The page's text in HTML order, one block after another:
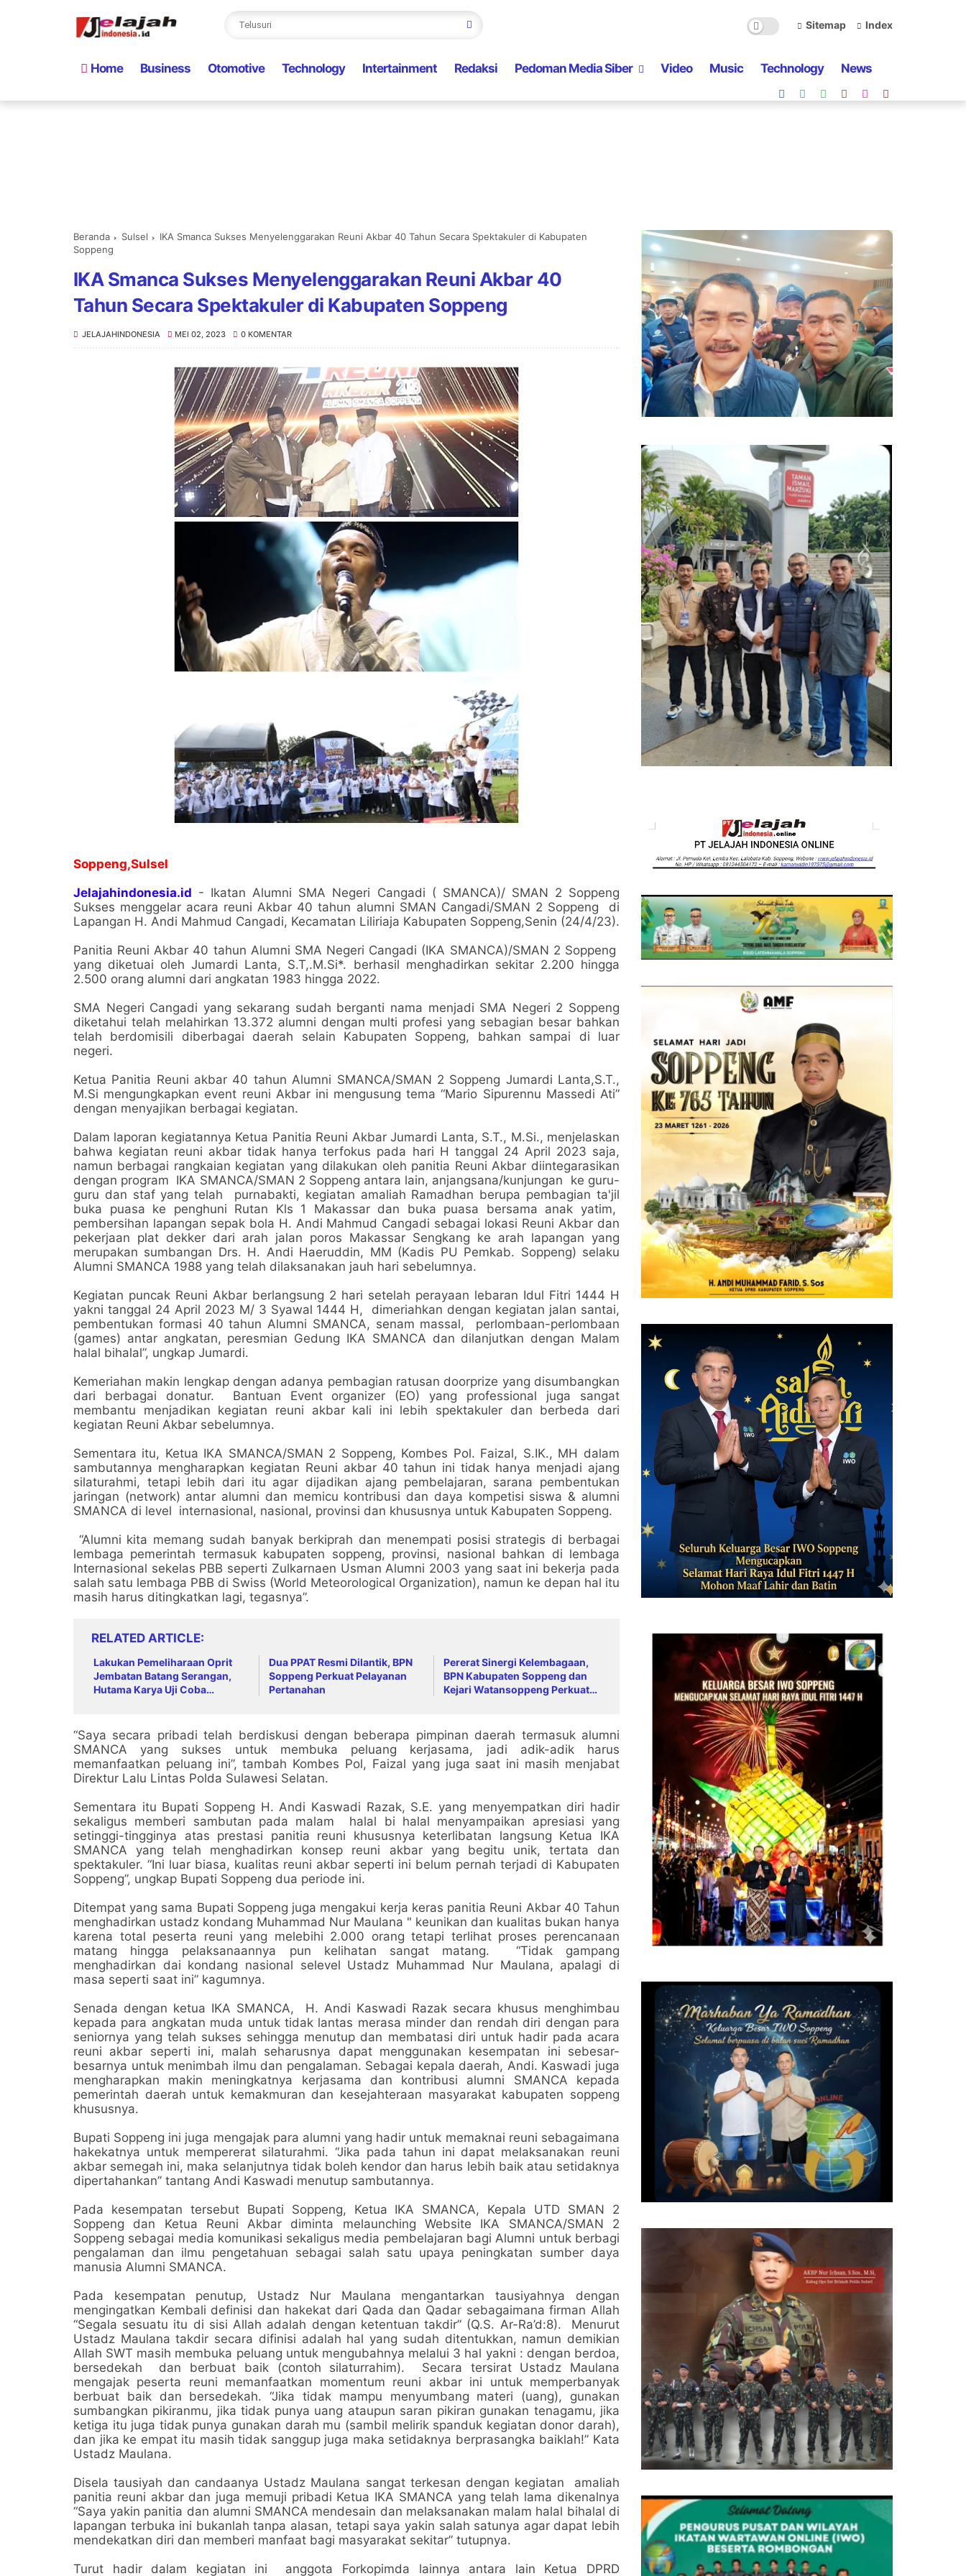
Sitemap Index
Home Business Otomotive Technology Intertainment Redaksi Pedoman Media Siber Video Music Technology News
Beranda Sulsel
IKA Smanca Sukses Menyelenggarakan Reuni Akbar 40 Tahun Secara Spektakuler di Kabupaten
Soppeng
IKA Smanca Sukses Menyelenggarakan Reuni Akbar 40
Tahun Secara Spektakuler di Kabupaten Soppeng
JELAJAHINDONESIA MEI 02, 2023 0 KOMENTAR
Soppeng,Sulsel
Jelajahindonesia.id - Ikatan Alumni SMA Negeri Cangadi ( SMANCA)/ SMAN 2 Soppeng
Sukses menggelar acara reuni Akbar 40 tahun alumni SMAN Cangadi/SMAN 2 Soppeng di
Lapangan H. Andi Mahmud Cangadi, Kecamatan Liliriaja Kabupaten Soppeng,Senin (24/4/23).
Panitia Reuni Akbar 40 tahun Alumni SMA Negeri Cangadi (IKA SMANCA)/SMAN 2 Soppeng
yang diketuai oleh Jumardi Lanta, S.T,.M.Si*. berhasil menghadirkan sekitar 2.200 hingga
2.500 orang alumni dari angkatan 1983 hingga 2022.
SMA Negeri Cangadi yang sekarang sudah berganti nama menjadi SMA Negeri 2 Soppeng
diketahui telah melahirkan 13.372 alumni dengan multi profesi yang sebagian besar bahkan
telah berdomisili diberbagai daerah selain Kabupaten Soppeng, bahkan sampai di luar
negeri.
Ketua Panitia Reuni akbar 40 tahun Alumni SMANCA/SMAN 2 Soppeng Jumardi Lanta,S.T.,
M.Si mengungkapkan event reuni Akbar ini mengusung tema “Mario Sipurennu Massedi Ati”
dengan menyajikan berbagai kegiatan.
Dalam laporan kegiatannya Ketua Panitia Reuni Akbar Jumardi Lanta, S.T., M.Si., menjelaskan
bahwa kegiatan reuni akbar tidak hanya terfokus pada hari H tanggal 24 April 2023 saja,
namun berbagai rangkaian kegiatan yang dilakukan oleh panitia Reuni Akbar diintegarasikan
dengan program IKA SMANCA/SMAN 2 Soppeng antara lain, anjangsana/kunjungan ke guru-
guru dan staf yang telah purnabakti, kegiatan amaliah Ramadhan berupa pembagian ta'jil
buka puasa ke penghuni Rutan Kls 1 Makassar dan buka puasa bersama anak yatim,
pembersihan lapangan sepak bola H. Andi Mahmud Cangadi sebagai lokasi Reuni Akbar dan
pekerjaan plat dekker dari arah jalan poros Makassar Sengkang ke arah lapangan yang
merupakan sumbangan Drs. H. Andi Haeruddin, MM (Kadis PU Pemkab. Soppeng) selaku
Alumni SMANCA 1988 yang telah dilaksanakan jauh hari sebelumnya.
Kegiatan puncak Reuni Akbar berlangsung 2 hari setelah perayaan lebaran Idul Fitri 1444 H
yakni tanggal 24 April 2023 M/ 3 Syawal 1444 H, dimeriahkan dengan kegiatan jalan santai,
pembentukan formasi 40 tahun Alumni SMANCA, senam massal, perlombaan-perlombaan
(games) antar angkatan, peresmian Gedung IKA SMANCA dan dilanjutkan dengan Malam
halal bihalal”, ungkap Jumardi.
Kemeriahan makin lengkap dengan adanya pembagian ratusan doorprize yang disumbangkan
dari berbagai donatur. Bantuan Event organizer (EO) yang professional juga sangat
membantu menjadikan kegiatan reuni akbar kali ini lebih spektakuler dan berbeda dari
kegiatan Reuni Akbar sebelumnya.
Sementara itu, Ketua IKA SMANCA/SMAN 2 Soppeng, Kombes Pol. Faizal, S.IK., MH dalam
sambutannya mengharapkan kegiatan Reuni akbar 40 tahun ini tidak hanya menjadi ajang
silaturahmi, tetapi lebih dari itu agar dijadikan ajang pembelajaran, sarana pembentukan
jaringan (network) antar alumni dan memicu kontribusi dan daya kompetisi siswa & alumni
SMANCA di level internasional, nasional, provinsi dan khususnya untuk Kabupaten Soppeng.
“Alumni kita memang sudah banyak berkiprah dan menempati posisi strategis di berbagai
lembaga pemerintah termasuk kabupaten soppeng, provinsi, nasional bahkan di lembaga
Internasional sekelas PBB seperti Zulkarnaen Usman Alumni 2003 yang saat ini bekerja pada
salah satu lembaga PBB di Swiss (World Meteorological Organization), namun ke depan hal itu
masih harus ditingkatkan lagi, tegasnya”.
RELATED ARTICLE
Lakukan Pemeliharaan Oprit
Jembatan Batang Serangan,
Hutama Karya Uji Coba
Dua PPAT Resmi Dilantik, BPN
Soppeng Perkuat Pelayanan
Pertanahan
Pererat Sinergi Kelembagaan,
BPN Kabupaten Soppeng dan
Kejari Watansoppeng Perkuat
“Saya secara pribadi telah berdiskusi dengan beberapa pimpinan daerah termasuk alumni
SMANCA yang sukses untuk membuka peluang kerjasama, jadi adik-adik harus
memanfaatkan peluang ini”, tambah Kombes Pol, Faizal yang juga saat ini masih menjabat
Direktur Lalu Lintas Polda Sulawesi Selatan.
Sementara itu Bupati Soppeng H. Andi Kaswadi Razak, S.E. yang menyempatkan diri hadir
sekaligus memberi sambutan pada malam halal bi halal menyampaikan apresiasi yang
setinggi-tingginya atas prestasi panitia reuni khususnya keterlibatan langsung Ketua IKA
SMANCA yang telah menghadirkan konsep reuni akbar yang begitu unik, tertata dan
spektakuler. “Ini luar biasa, kualitas reuni akbar seperti ini belum pernah terjadi di Kabupaten
Soppeng”, ungkap Bupati Soppeng dua periode ini.
Ditempat yang sama Bupati Soppeng juga mengakui kerja keras panitia Reuni Akbar 40 Tahun
menghadirkan ustadz kondang Muhammad Nur Maulana " keunikan dan kualitas bukan hanya
karena total peserta reuni yang melebihi 2.000 orang tetapi terlihat proses perencanaan
matang hingga pelaksanaannya pun kelihatan sangat matang. “Tidak gampang
menghadirkan dai kondang nasional selevel Ustadz Muhammad Nur Maulana, apalagi di
masa seperti saat ini” kagumnya.
Senada dengan ketua IKA SMANCA, H. Andi Kaswadi Razak secara khusus menghimbau
kepada para angkatan muda untuk tidak lantas merasa minder dan rendah diri dengan para
seniornya yang telah sukses sehingga menutup dan membatasi diri untuk hadir pada acara
reuni akbar seperti ini, malah seharusnya dapat menggunakan kesempatan ini sebesar-
besarnya untuk menimbah ilmu dan pengalaman. Sebagai kepala daerah, Andi. Kaswadi juga
mengharapkan makin meningkatnya kerjasama dan kontribusi alumni SMANCA kepada
pemerintah daerah untuk kemakmuran dan kesejahteraan masyarakat kabupaten soppeng
khususnya.
Bupati Soppeng ini juga mengajak para alumni yang hadir untuk memaknai reuni sebagaimana
hakekatnya untuk mempererat silaturahmi. “Jika pada tahun ini dapat melaksanakan reuni
akbar semegah ini, maka selanjutnya tidak boleh kendor dan harus lebih baik atau setidaknya
dipertahankan” tantang Andi Kaswadi menutup sambutannya.
Pada kesempatan tersebut Bupati Soppeng, Ketua IKA SMANCA, Kepala UTD SMAN 2
Soppeng dan Ketua Reuni Akbar diminta melaunching Website IKA SMANCA/SMAN 2
Soppeng sebagai media komunikasi sekaligus media pembelajaran bagi Alumni untuk berbagi
pengalaman dan ilmu pengetahuan sebagai salah satu upaya peningkatan sumber daya
manusia Alumni SMANCA.
Pada kesempatan penutup, Ustadz Nur Maulana mengantarkan tausiyahnya dengan
mengingatkan Kembali definisi dan hakekat dari Qada dan Qadar sebagaimana firman Allah
“Segala sesuatu itu di sisi Allah adalah dengan ketentuan takdir” (Q.S. Ar-Ra’d:8). Menurut
Ustadz Maulana takdir secara difinisi adalah hal yang sudah ditentukkan, namun demikian
Allah SWT masih membuka peluang untuk mengubahnya melalui 3 hal yakni : dengan berdoa,
bersedekah dan berbuat baik (contoh silaturrahim). Secara tersirat Ustadz Maulana
mengajak peserta reuni memanfaatkan momentum reuni akbar ini untuk memperbanyak
berbuat baik dan bersedekah. “Jika tidak mampu menyumbang materi (uang), gunakan
sumbangkan pikiranmu, jika tidak punya uang ataupun saran pikiran gunakan tenagamu, jika
ketiga itu juga tidak punya gunakan darah mu (sambil melirik spanduk kegiatan donor darah),
dan jika ke empat itu masih tidak sanggup juga maka setidaknya berprasangka baiklah!” Kata
Ustadz Maulana.
Disela tausiyah dan candaanya Ustadz Maulana sangat terkesan dengan kegiatan amaliah
panitia reuni akbar dan juga memuji pribadi Ketua IKA SMANCA yang telah lama dikenalnya
“Saya yakin panitia dan alumni SMANCA mendesain dan melaksanakan malam halal bihalal di
lapangan terbuka ini bukanlah tanpa alasan, tetapi saya yakin salah satunya agar dapat lebih
mendekatkan diri dan memberi manfaat bagi masyarakat sekitar” tutupnya.
Turut hadir dalam kegiatan ini anggota Forkopimda lainnya antara lain Ketua DPRD